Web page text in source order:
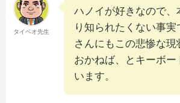
タイベオ先生
ハノイが好きなので、
り知られたくない事実
さんにもこの悲惨な現
おかねば、とキーボー
います。